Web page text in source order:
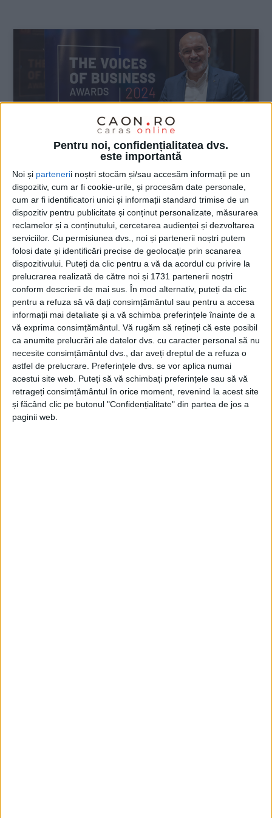
Pentru noi, confidențialitatea dvs.
este importantă
Noi și partenerii noștri stocăm și/sau accesăm informații pe un
dispozitiv, cum ar fi cookie-urile, și procesăm date personale,
cum ar fi identificatori unici și informații standard trimise de un
dispozitiv pentru publicitate și conținut personalizate, măsurarea
reclamelor și a conținutului, cercetarea audienței și dezvoltarea
serviciilor. Cu permisiunea dvs., noi și partenerii noștri putem
folosi date și identificări precise de geolocație prin scanarea
dispozitivului. Puteți da clic pentru a vă da acordul cu privire la
prelucrarea realizată de către noi și 1731 partenerii noștri
conform descrierii de mai sus. În mod alternativ, puteți da clic
pentru a refuza să vă dați consimțământul sau pentru a accesa
informații mai detaliate și a vă schimba preferințele înainte de a
vă exprima consimțământul. Vă rugăm să rețineți că este posibil
ca anumite prelucrări ale datelor dvs. cu caracter personal să nu
necesite consimțământul dvs., dar aveți dreptul de a refuza o
astfel de prelucrare. Preferințele dvs. se vor aplica numai
acestui site web. Puteți să vă schimbați preferințele sau să vă
retrageți consimțământul în orice moment, revenind la acest site
și făcând clic pe butonul "Confidențialitate" din partea de jos a
paginii web.
ŞTIRILE JUDEŢULUI CARAŞ-SEVERIN
Omul care împarte miliardul de euro în
Vest, premiat pentru implicarea în
dezvoltarea regiunii
17 FEBRUARIE 2025, 02:43 PM 1 MINUT DE CITIRE
VEST. Reșițeanul Sorin Maxim, șeful ADR Vest, a fost premiat la
Gala „The Voices of Business-Regional Awards Timișoara,
organizată de cei de la Transilvania Business. Lui Maxim i-a
fost recunoscută implicarea în dezvoltarea regională și
economică din România și mai ales din zona de vest!